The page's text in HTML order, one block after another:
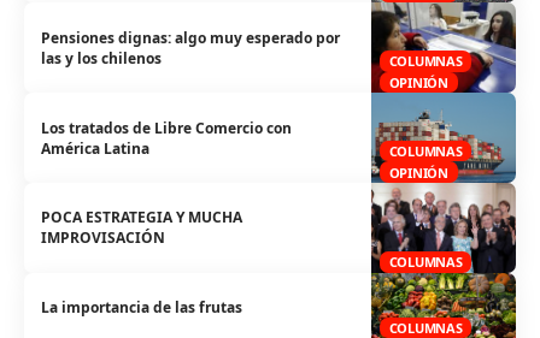
COLUMNAS
OPINIÓN
Pensiones dignas: algo muy esperado por
las y los chilenos
COLUMNAS
OPINIÓN
Los tratados de Libre Comercio con
América Latina
COLUMNAS
POCA ESTRATEGIA Y MUCHA
IMPROVISACIÓN
COLUMNAS
La importancia de las frutas